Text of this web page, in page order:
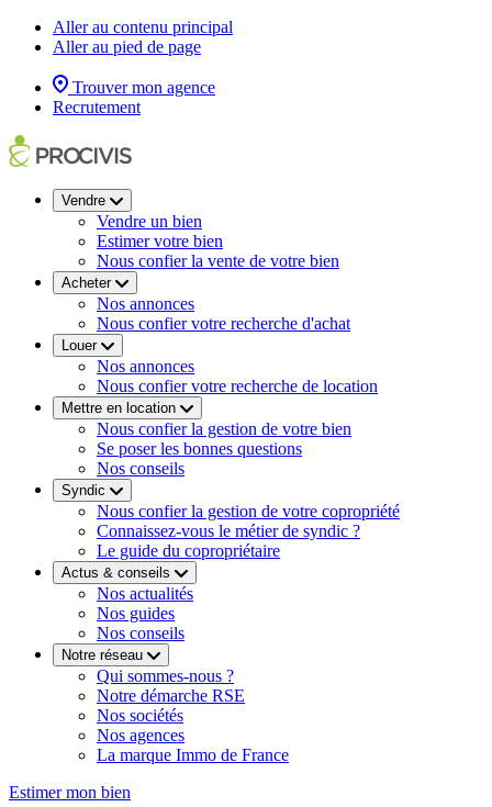
Aller au contenu principal
Aller au pied de page
Trouver mon agence
Recrutement
Vendre
Vendre un bien
Estimer votre bien
Nous confier la vente de votre bien
Acheter
Nos annonces
Nous confier votre recherche d'achat
Louer
Nos annonces
Nous confier votre recherche de location
Mettre en location
Nous confier la gestion de votre bien
Se poser les bonnes questions
Nos conseils
Syndic
Nous confier la gestion de votre copropriété
Connaissez-vous le métier de syndic ?
Le guide du copropriétaire
Actus & conseils
Nos actualités
Nos guides
Nos conseils
Notre réseau
Qui sommes-nous ?
Notre démarche RSE
Nos sociétés
Nos agences
La marque Immo de France
Estimer mon bien